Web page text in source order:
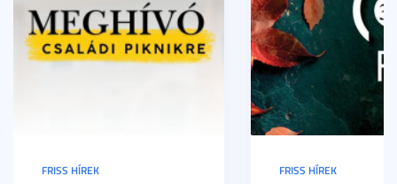
FRISS HÍREK FRISS HÍREK